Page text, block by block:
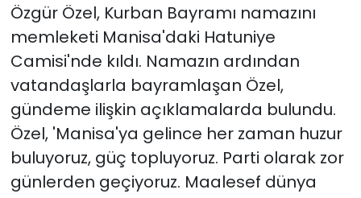
Özgür Özel, Kurban Bayramı namazını
memleketi Manisa'daki Hatuniye
Camisi'nde kıldı. Namazın ardından
vatandaşlarla bayramlaşan Özel,
gündeme ilişkin açıklamalarda bulundu.
Özel, 'Manisa'ya gelince her zaman huzur
buluyoruz, güç topluyoruz. Parti olarak zor
günlerden geçiyoruz. Maalesef dünya
Yurt